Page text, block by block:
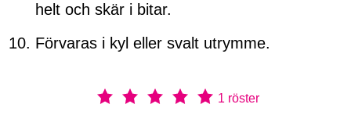
helt och skär i bitar.
Förvaras i kyl eller svalt utrymme.
1 röster